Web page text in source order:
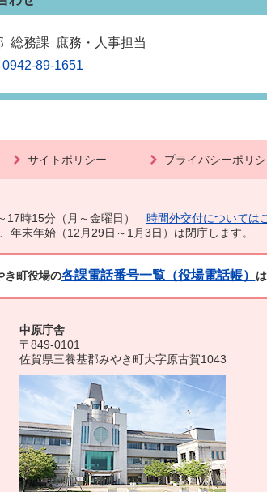
総務課 庶務・人事担当
0942-89-1651
サイトポリシー プライバシーポリ
17時15分（月～金曜日） 時間外交付については
年末年始（12月29日～1月3日）は閉庁します。
き町役場の各課電話番号一覧（役場電話帳）
中原庁舎
〒849-0101
佐賀県三養基郡みやき町大字原古賀1043